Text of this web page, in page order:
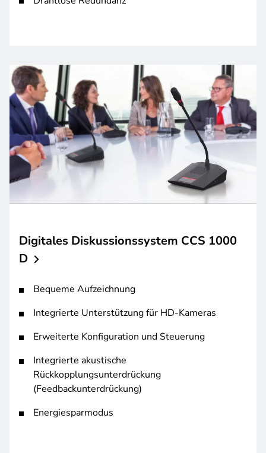
Digitales Diskussionssystem CCS 1000
D
Bequeme Aufzeichnung
Integrierte Unterstützung für HD-Kameras
Erweiterte Konfiguration und Steuerung
Integrierte akustische
Rückkopplungsunterdrückung
(Feedbackunterdrückung)
Energiesparmodus